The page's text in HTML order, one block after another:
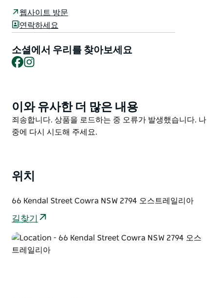
한 작품은 재능 있는 아티스트인 더 주키퍼(The
Zookeeper) 드라플(Drapl) 그리고 브라이트사이더스
기반에 생명을 불어넣기 위해 부지런히 노력했습니다.
들을 하나로 묶는 다양한 주제와 깊은 유대감을 물리적으
로 표현하고 있으며 방문객들에게 이 특별한 공동체의 풍
부한 유산과 굳건한 유대감을 엿볼 수 있는 기회를 제공합
카우라 지역 주민들은 아티스트들과 함께 골목길의 일부
이 골목길 벽을 장식하는 특별한 벽화들은 뉴사우스웨일
스 주 정부의 공공 공간 유산 프로그램에서 제공한 아낌없
웹사이트 방문
연락하세요
소셜에서 우리를 찾아보세요
Facebook
Product
List
이와 유사한 더 많은 내용
Product
List
죄송합니다. 상품을 로드하는 중 오류가 발생했습니다. 나
중에 다시 시도해 주세요.
위치
66 Kendal Street Cowra NSW 2794 오스트레일리아
길찾기